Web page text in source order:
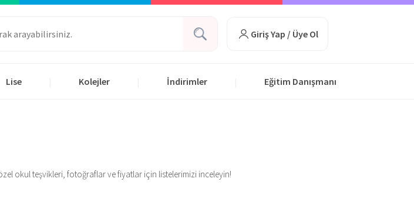
Giriş Yap / Üye Ol
Lise Kolejler İndirimler Eğitim Danışmanı
okul teşvikleri, fotoğraflar ve fiyatlar için listelerimizi inceleyin!